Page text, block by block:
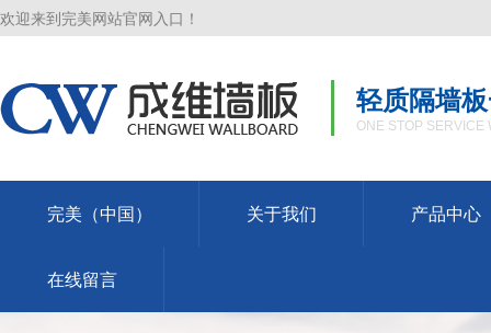
欢迎来到完美网站官网入口！
轻质隔墙
ONE STOP SERVICE
完美（中国） 关于我们 产品中心
在线留言